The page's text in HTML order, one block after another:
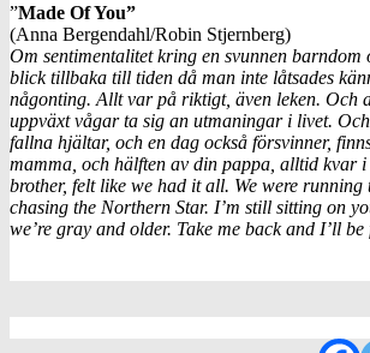
”Made Of You”
(Anna Bergendahl/Robin Stjernberg)
Om sentimentalitet kring en svunnen barndom
blick tillbaka till tiden då man inte låtsades
någonting. Allt var på riktigt, även leken. Och
uppväxt vågar ta sig an utmaningar i livet.
fallna hjältar, och en dag också försvinner,
mamma, och hälften av din pappa, alltid kvar
brother, felt like we had it all. We were running
chasing the Northern Star. I’m still sitting on
we’re gray and older. Take me back and I’ll be